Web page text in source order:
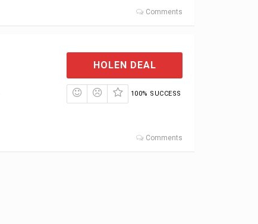
Comments
HOLEN DEAL
100% SUCCESS
Comments